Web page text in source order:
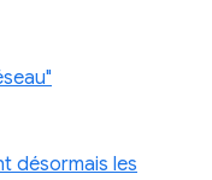
désormais les